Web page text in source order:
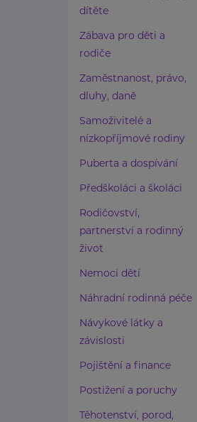
dítěte
Zábava pro děti a
rodiče
Zaměstnanost, právo,
dluhy, daně
Samoživitelé a
nízkopříjmové rodiny
Puberta a dospívání
Předškoláci a školáci
Rodičovství,
partnerství a rodinný
život
Nemoci dětí
Náhradní rodinná péče
Návykové látky a
závislosti
Pojištění a finance
Postižení a poruchy
Těhotenství, porod,